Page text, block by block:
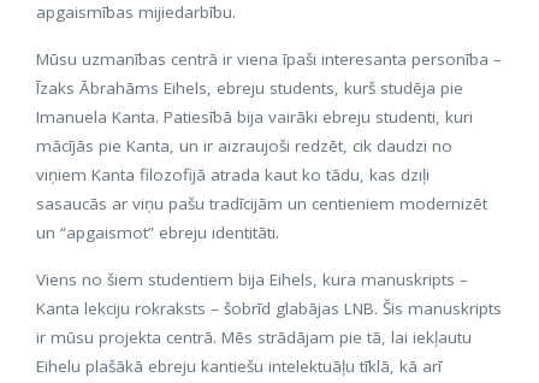
apgaismības mijiedarbību.
Mūsu uzmanības centrā ir viena īpaši interesanta personība –
Īzaks Ābrahāms Eihels, ebreju students, kurš studēja pie
Imanuela Kanta. Patiesībā bija vairāki ebreju studenti, kuri
mācījās pie Kanta, un ir aizraujoši redzēt, cik daudzi no
viņiem Kanta filozofijā atrada kaut ko tādu, kas dziļi
sasaucās ar viņu pašu tradīcijām un centieniem modernizēt
un “apgaismot” ebreju identitāti.
Viens no šiem studentiem bija Eihels, kura manuskripts –
Kanta lekciju rokraksts – šobrīd glabājas LNB. Šis manuskripts
ir mūsu projekta centrā. Mēs strādājam pie tā, lai iekļautu
Eihelu plašākā ebreju kantiešu intelektuāļu tīklā, kā arī